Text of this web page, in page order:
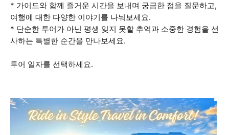
* 가이드와 함께 즐거운 시간을 보내며 궁금한 점을 질문하고,
여행에 대한 다양한 이야기를 나눠보세요.
* 단순한 투어가 아닌 평생 잊지 못할 추억과 소중한 경험을 선
사하는 특별한 순간을 만나보세요.
투어 일자를 선택하세요.